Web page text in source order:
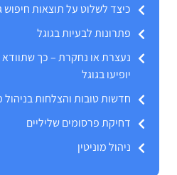
כיצד לשלוט על תוצאות חיפוש
פתרונות לבעיות בגוגל
נעצרת או נחקרת – כך
יופיעו בגוגל
חדשות טובות והצלחות בניהול
דחיקת פרסומים שליליים
ניהול מוניטין